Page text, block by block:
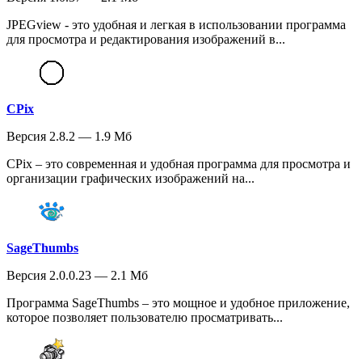
JPEGview - это удобная и легкая в использовании программа
для просмотра и редактирования изображений в...
CPix
Версия 2.8.2 — 1.9 Мб
CPix – это современная и удобная программа для просмотра и
организации графических изображений на...
SageThumbs
Версия 2.0.0.23 — 2.1 Мб
Программа SageThumbs – это мощное и удобное приложение,
которое позволяет пользователю просматривать...